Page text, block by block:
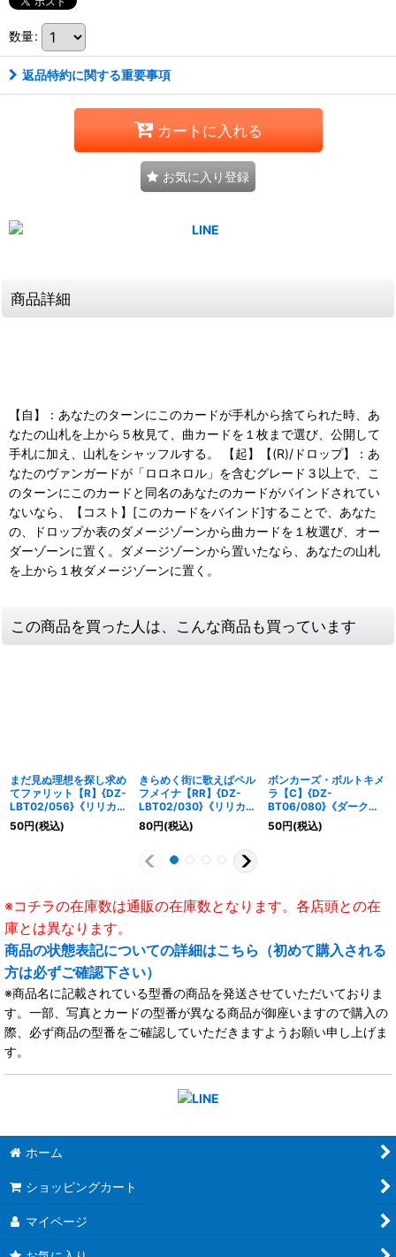
数量:
返品特約に関する重要事項
カートに入れる
お気に入り登録
商品詳細
【自】：あなたのターンにこのカードが手札から捨てられた時、あ
なたの山札を上から５枚見て、曲カードを１枚まで選び、公開して
手札に加え、山札をシャッフルする。 【起】【(R)/ドロップ】：あ
なたのヴァンガードが「ロロネロル」を含むグレード３以上で、こ
のターンにこのカードと同名のあなたのカードがバインドされてい
ないなら、【コスト】[このカードをバインド]することで、あなた
の、ドロップか表のダメージゾーンから曲カードを１枚選び、オー
ダーゾーンに置く。ダメージゾーンから置いたなら、あなたの山札
を上から１枚ダメージゾーンに置く。
この商品を買った人は、こんな商品も買っています
まだ見ぬ理想を探し求め
てファリット【R】{DZ-
LBT02/056}《リリカル
モナステリオ》
50円(税込)
きらめく街に歌えばペル
フメイナ【RR】{DZ-
LBT02/030}《リリカル
モナステリオ》
80円(税込)
ボンカーズ・ボルトキメ
ラ【C】{DZ-
BT06/080}《ダークス
テイツ》
50円(税込)
※コチラの在庫数は通販の在庫数となります。各店頭との在
庫とは異なります。
商品の状態表記についての詳細はこちら（初めて購入される
方は必ずご確認下さい）
※商品名に記載されている型番の商品を発送させていただいておりま
す。一部、写真とカードの型番が異なる商品が御座いますので購入の
際、必ず商品の型番をご確認していただきますようお願い申し上げま
す。
ホーム
ショッピングカート
マイページ